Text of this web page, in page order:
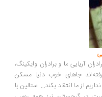
ما و برادران وایکینگ،
جاهای خوب دنیا مسکن
انتقاد بکند... استالین با